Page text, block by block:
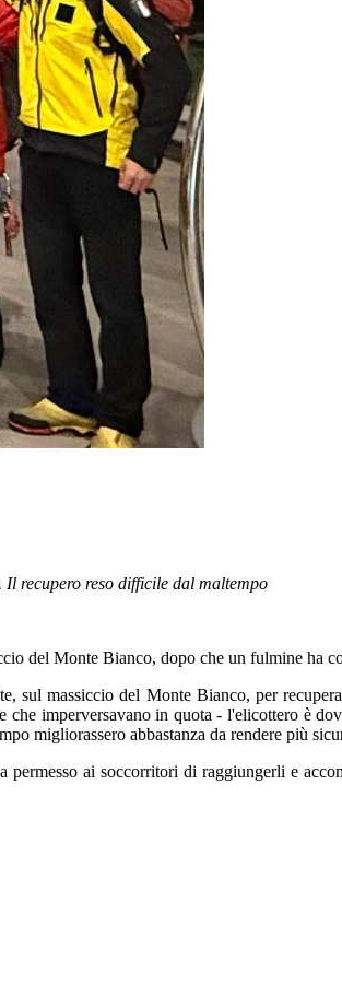
recupero reso difficile dal maltempo
del Monte Bianco, dopo che un fulmine ha
massiccio del Monte Bianco, per
imperversavano in quota - l'elicottero è
migliorassero abbastanza da rendere più
ai soccorritori di raggiungerli e